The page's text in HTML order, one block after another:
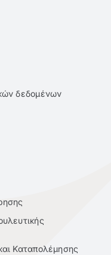
δεδομένων
Καταπολέμησης